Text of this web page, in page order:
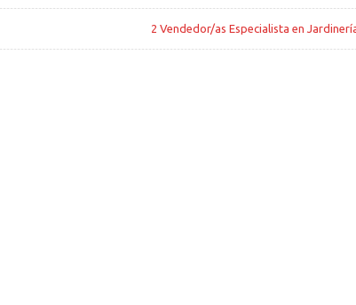
2 Vendedor/as Especialista en